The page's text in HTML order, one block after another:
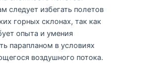
следует избегать полетов
горных склонах, так как
опыта и умения
парапланом в условиях
воздушного потока.